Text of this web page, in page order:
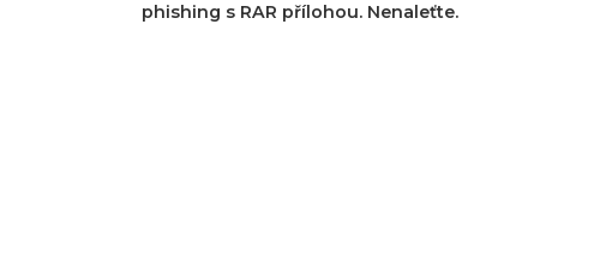
phishing s RAR přílohou. Nenaleťte.